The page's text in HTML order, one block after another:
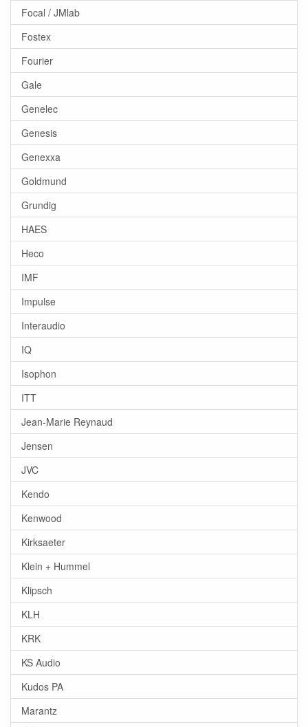
Focal / JMlab
Fostex
Fourier
Gale
Genelec
Genesis
Genexxa
Goldmund
Grundig
HAES
Heco
IMF
Impulse
Interaudio
IQ
Isophon
ITT
Jean-Marie Reynaud
Jensen
JVC
Kendo
Kenwood
Kirksaeter
Klein + Hummel
Klipsch
KLH
KRK
KS Audio
Kudos PA
Marantz